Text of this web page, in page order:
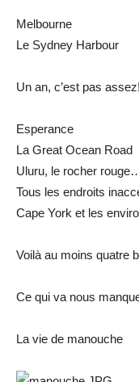
Melbourne
Le Sydney Harbour
Un an, c’est pas
Esperance
La Great Ocean Road
Uluru, le rocher
Tous les endroits
Cape York et les
Voilà au moins quatre
Ce qui va nous
La vie de manouche